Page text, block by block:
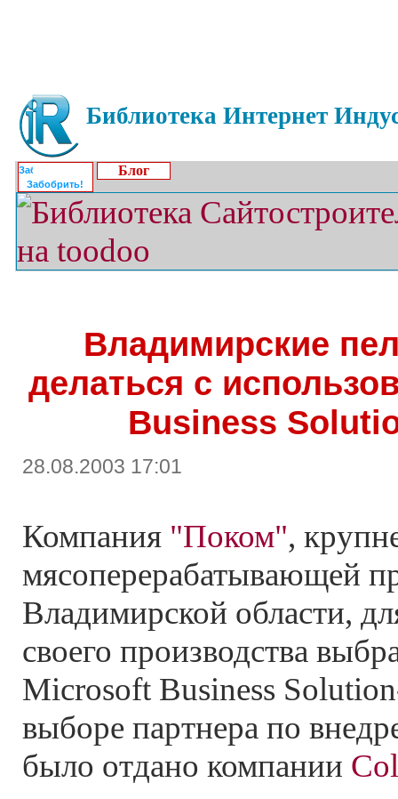
Библиотека Интернет
Забобрить!
Блог
Владимирские
делаться с
Business
28.08.2003 17:01
Компания "Поком",
мясоперерабатывающей
Владимирской области,
своего производства
Microsoft Business
выборе партнера по
было отдано компании